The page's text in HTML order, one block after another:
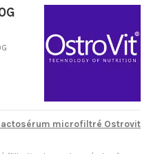
microfiltré Ostrovit